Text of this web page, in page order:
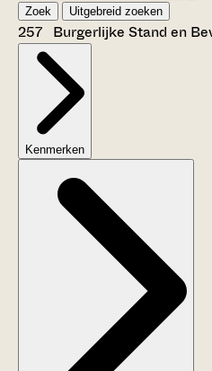
Zoek Uitgebreid zoeken
257 Burgerlijke Stand en
Kenmerken